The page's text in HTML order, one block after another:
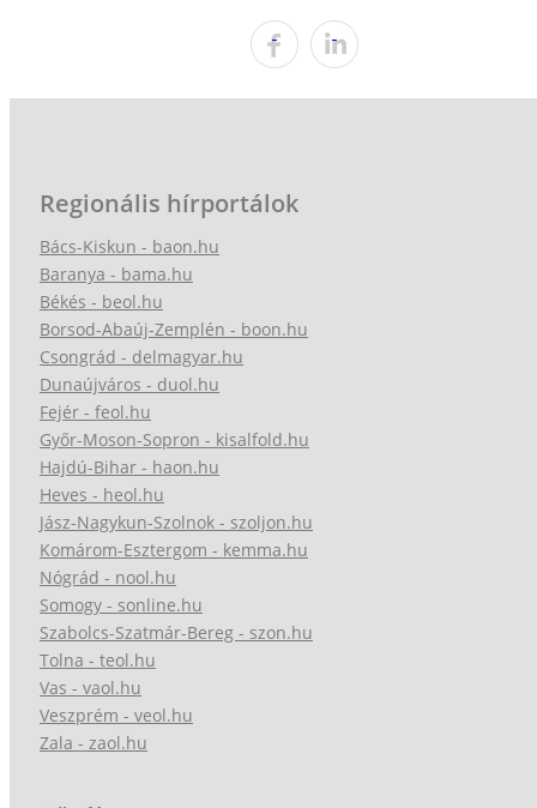
Regionális hírportálok
Bács-Kiskun - baon.hu
Baranya - bama.hu
Békés - beol.hu
Borsod-Abaúj-Zemplén - boon.hu
Csongrád - delmagyar.hu
Dunaújváros - duol.hu
Fejér - feol.hu
Győr-Moson-Sopron - kisalfold.hu
Hajdú-Bihar - haon.hu
Heves - heol.hu
Jász-Nagykun-Szolnok - szoljon.hu
Komárom-Esztergom - kemma.hu
Nógrád - nool.hu
Somogy - sonline.hu
Szabolcs-Szatmár-Bereg - szon.hu
Tolna - teol.hu
Vas - vaol.hu
Veszprém - veol.hu
Zala - zaol.hu